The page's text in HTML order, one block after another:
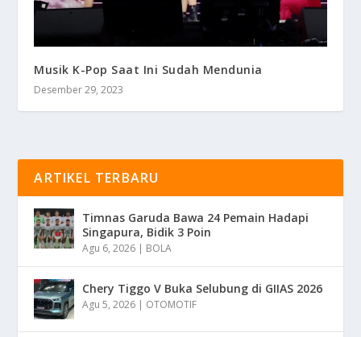
Musik K-Pop Saat Ini Sudah Mendunia
Desember 29, 2023
ARTIKEL TERBARU
Timnas Garuda Bawa 24 Pemain Hadapi
Singapura, Bidik 3 Poin
Agu 6, 2026 | BOLA
Chery Tiggo V Buka Selubung di GIIAS 2026
Agu 5, 2026 | OTOMOTIF